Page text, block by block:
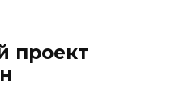
проект